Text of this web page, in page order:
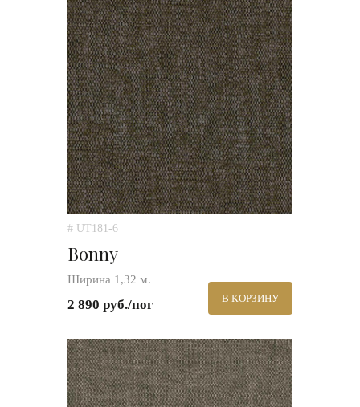
# UT181-6
Bonny
Ширина 1,32 м.
2 890 руб./пог В КОРЗИНУ